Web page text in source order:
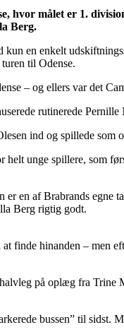
hvor målet er 1.
Berg.
en enkelt
til Odense.
– og ellers var det
rutinerede
ind og spillede som
unge spillere, som
en af Brabrands egne
Berg rigtig godt.
finde hinanden – men
på oplæg fra Trine
bussen” til sidst.